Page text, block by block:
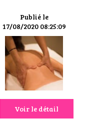
Publié le
17/08/2020 08:25:09
Voir le détail